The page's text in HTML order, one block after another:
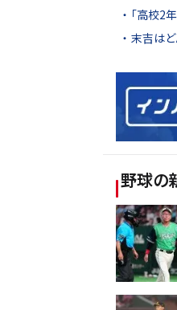
「高校2
末吉は
野球の